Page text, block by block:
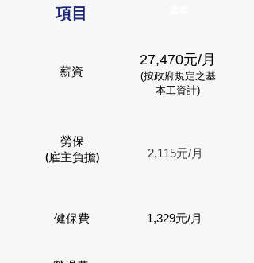
項目
薪資
27,470元/月
(按政府規定之基
本工資計)
勞保
(雇主負擔)
2,115元/月
健保費 1,329元/月